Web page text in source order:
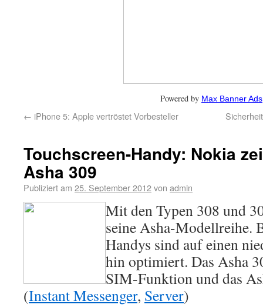
Powered by Max Banner Ads
← iPhone 5: Apple vertröstet Vorbesteller
Touchscreen-Handy: Nokia
Asha 309
Publiziert am 25. September 2012von admin
Mit den Typen 308 und
seine Asha-Modellreihe.
Handys sind auf einen
hin optimiert. Das Asha
SIM-Funktion und das
(Instant Messenger, Server)